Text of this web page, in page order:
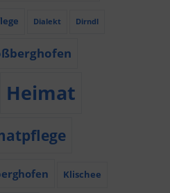
Dialekt Dirndl
Heimat
Klischee